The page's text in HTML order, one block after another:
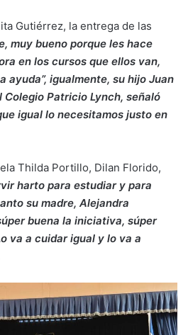
Gutiérrez, la entrega de las
muy bueno porque les hace
en los cursos que ellos van,
ayuda”, igualmente, su hijo Juan
Patricio Lynch, señaló
igual lo necesitamos justo en
Thilda Portillo, Dilan Florido,
harto para estudiar y para
su madre, Alejandra
buena la iniciativa, súper
va a cuidar igual y lo va a